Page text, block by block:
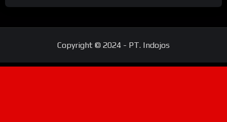
Copyright © 2024 - PT. Indojos